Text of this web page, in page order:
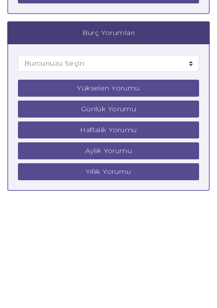
Burç Yorumları
Yükselen Yorumu
Günlük Yorumu
Haftalık Yorumu
Aylık Yorumu
Yıllık Yorumu